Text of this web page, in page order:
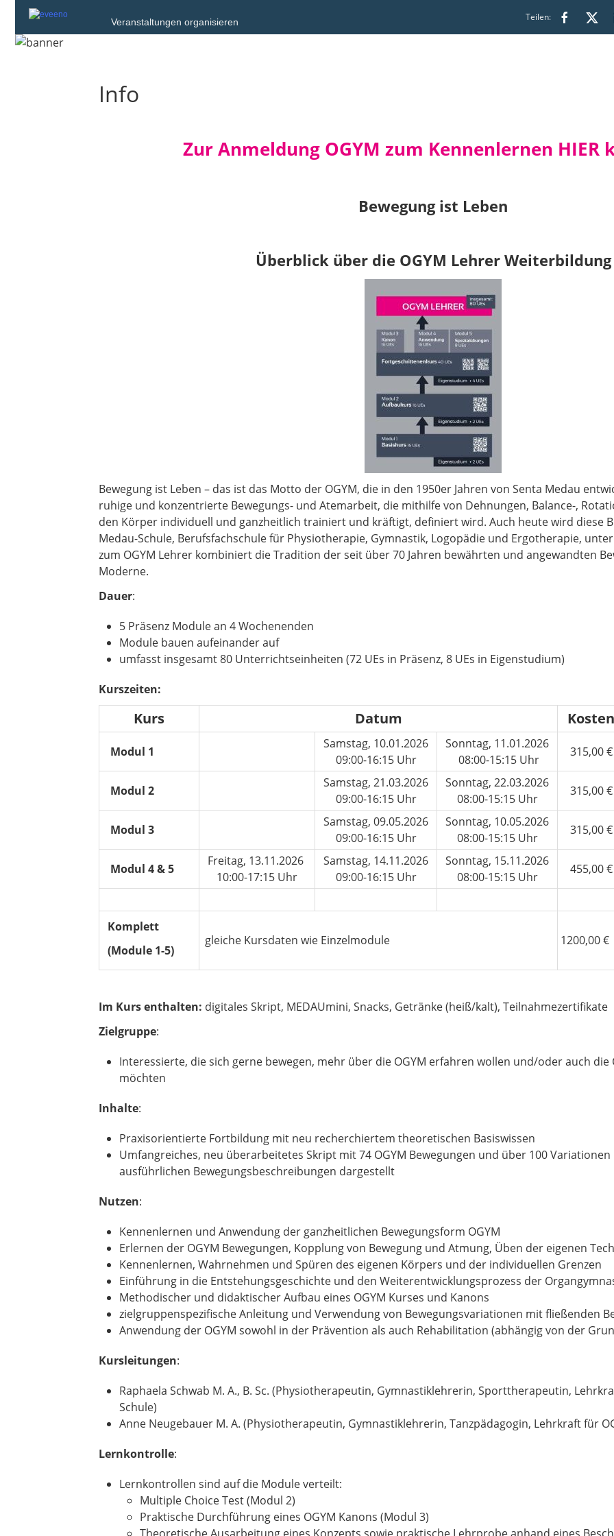
Veranstaltungen organisieren Teilen:
Info
Zur Anmeldung OGYM zum Kennenlernen HIER
Bewegung ist Leben
Überblick über die OGYM Lehrer Weiterbildung
Bewegung ist Leben – das ist das Motto der OGYM, die in den 1950er Jahren von Senta Medau
ruhige und konzentrierte Bewegungs- und Atemarbeit, die mithilfe von Dehnungen, Balance-,
den Körper individuell und ganzheitlich trainiert und kräftigt, definiert wird. Auch heute wird diese
Medau-Schule, Berufsfachschule für Physiotherapie, Gymnastik, Logopädie und Ergotherapie,
zum OGYM Lehrer kombiniert die Tradition der seit über 70 Jahren bewährten und angewandten
Moderne.
Dauer:
5 Präsenz Module an 4 Wochenenden
Module bauen aufeinander auf
umfasst insgesamt 80 Unterrichtseinheiten (72 UEs in Präsenz, 8 UEs in Eigenstudium)
Kurszeiten:
Kurs Datum Kosten
Modul 1
Samstag, 10.01.2026
09:00-16:15 Uhr
Sonntag, 11.01.2026
08:00-15:15 Uhr
315,00 €
Modul 2
Samstag, 21.03.2026
09:00-16:15 Uhr
Sonntag, 22.03.2026
08:00-15:15 Uhr
315,00 €
Modul 3
Samstag, 09.05.2026
​​​​​​​09:00-16:15 Uhr
Sonntag, 10.05.2026
08:00-15:15 Uhr
315,00 €
Modul 4 & 5
Freitag, 13.11.2026
10:00-17:15 Uhr
Samstag, 14.11.2026
​​​​​​​09:00-16:15 Uhr
Sonntag, 15.11.2026
​​​​​​​08:00-15:15 Uhr
455,00 €
Komplett
(Module 1-5)
gleiche Kursdaten wie Einzelmodule 1200,00 €
Im Kurs enthalten: digitales Skript, MEDAUmini, Snacks, Getränke (heiß/kalt), Teilnahmezertifikate
Zielgruppe:
Interessierte, die sich gerne bewegen, mehr über die OGYM erfahren wollen und/oder auch
möchten
Inhalte:
Praxisorientierte Fortbildung mit neu recherchiertem theoretischen Basiswissen
Umfangreiches, neu überarbeitetes Skript mit 74 OGYM Bewegungen und über 100
ausführlichen Bewegungsbeschreibungen dargestellt
Nutzen:
Kennenlernen und Anwendung der ganzheitlichen Bewegungsform OGYM
Erlernen der OGYM Bewegungen, Kopplung von Bewegung und Atmung, Üben der eigenen
Kennenlernen, Wahrnehmen und Spüren des eigenen Körpers und der individuellen Grenzen
Einführung in die Entstehungsgeschichte und den Weiterentwicklungsprozess der
Methodischer und didaktischer Aufbau eines OGYM Kurses und Kanons
zielgruppenspezifische Anleitung und Verwendung von Bewegungsvariationen mit fließenden
Anwendung der OGYM sowohl in der Prävention als auch Rehabilitation (abhängig von der
Kursleitungen:
Raphaela Schwab M. A., B. Sc. (Physiotherapeutin, Gymnastiklehrerin, Sporttherapeutin,
Schule)
Anne Neugebauer M. A. (Physiotherapeutin, Gymnastiklehrerin, Tanzpädagogin, Lehrkraft für
Lernkontrolle:
Lernkontrollen sind auf die Module verteilt:
Multiple Choice Test (Modul 2)
Praktische Durchführung eines OGYM Kanons (Modul 3)